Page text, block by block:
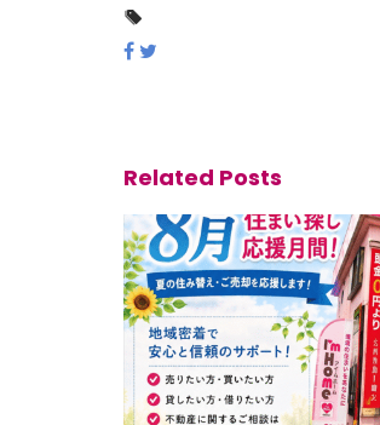
Related Posts